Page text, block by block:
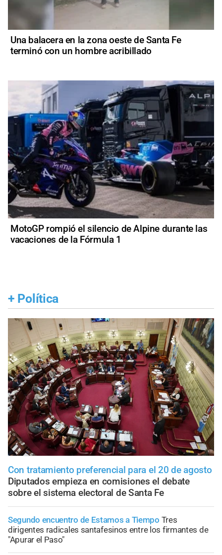
Una balacera en la zona oeste de Santa Fe
terminó con un hombre acribillado
MotoGP rompió el silencio de Alpine durante las
vacaciones de la Fórmula 1
+ Política
Con tratamiento preferencial para el 20 de agosto
Diputados empieza en comisiones el debate
sobre el sistema electoral de Santa Fe
Segundo encuentro de Estamos a Tiempo Tres
dirigentes radicales santafesinos entre los firmantes de
"Apurar el Paso"